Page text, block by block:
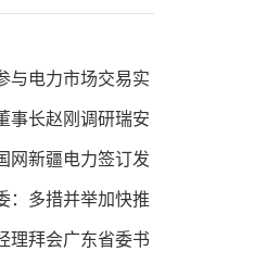
与电力市场交易实
事长赵刚调研瑞安
）项目
网新疆电力签订发
网基础设施建设
：多措并举加快推
理拜会广东省委书